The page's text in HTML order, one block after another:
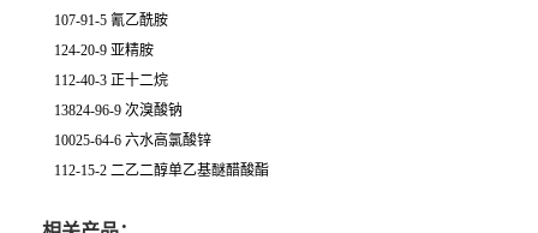
107-91-5 氰乙酰胺
124-20-9 亚精胺
112-40-3 正十二烷
13824-96-9 次溴酸钠
10025-64-6 六水高氯酸锌
112-15-2 二乙二醇单乙基醚醋酸酯